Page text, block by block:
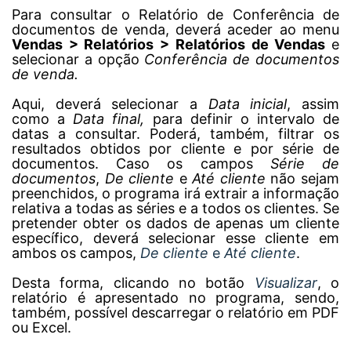
Para consultar o Relatório de Conferência de
documentos de venda, deverá aceder ao menu
Vendas > Relatórios > Relatórios de Vendas e
selecionar a opção Conferência de documentos
de venda.
Aqui, deverá selecionar a Data inicial, assim
como a Data final, para definir o intervalo de
datas a consultar. Poderá, também, filtrar os
resultados obtidos por cliente e por série de
documentos. Caso os campos Série de
documentos, De cliente eAté cliente não sejam
preenchidos, o programa irá extrair a informação
relativa a todas as séries e a todos os clientes. Se
pretender obter os dados de apenas um cliente
específico, deverá selecionar esse cliente em
ambos os campos, De cliente e Até cliente.
Desta forma, clicando no botão
Visualizar, o
relatório é apresentado no programa, sendo,
também, possível descarregar o relatório em PDF
ou Excel.